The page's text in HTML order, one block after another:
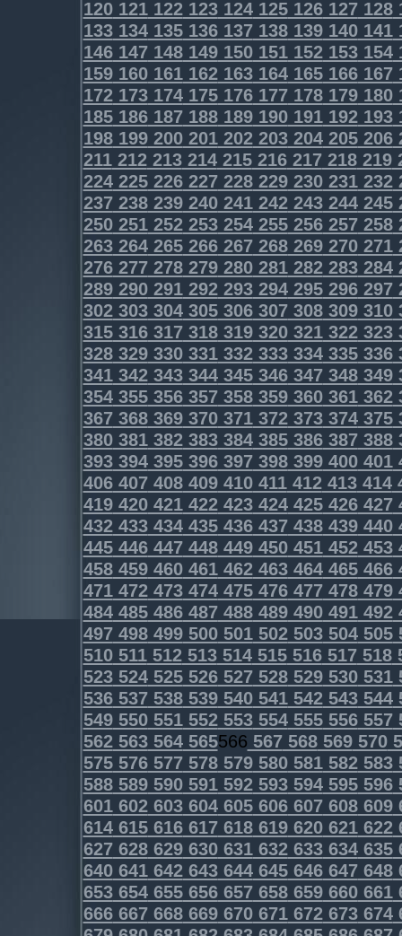
120121122123124125126127128
133134135136137138139140141
146147148149150151152153154
159160161162163164165166167
172173174175176177178179180
185186187188189190191192193
198199200201202203204205206
211212213214215216217218219
224225226227228229230231232
237238239240241242243244245
250251252253254255256257258
263264265266267268269270271
276277278279280281282283284
289290291292293294295296297
302303304305306307308309310
315316317318319320321322323
328329330331332333334335336
341342343344345346347348349
354355356357358359360361362
367368369370371372373374375
380381382383384385386387388
393394395396397398399400401
406407408409410411412413414
419420421422423424425426427
432433434435436437438439440
445446447448449450451452453
458459460461462463464465466
471472473474475476477478479
484485486487488489490491492
497498499500501502503504505
510511512513514515516517518
523524525526527528529530531
536537538539540541542543544
549550551552553554555556557
562563564565566 567568569570
575576577578579580581582583
588589590591592593594595596
601602603604605606607608609
614615616617618619620621622
627628629630631632633634635
640641642643644645646647648
653654655656657658659660661
666667668669670671672673674